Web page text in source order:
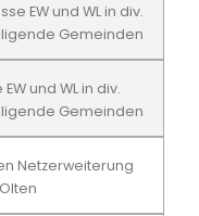
EW und WL in div.
Gemeinden
und WL in div.
Gemeinden
Netzerweiterung